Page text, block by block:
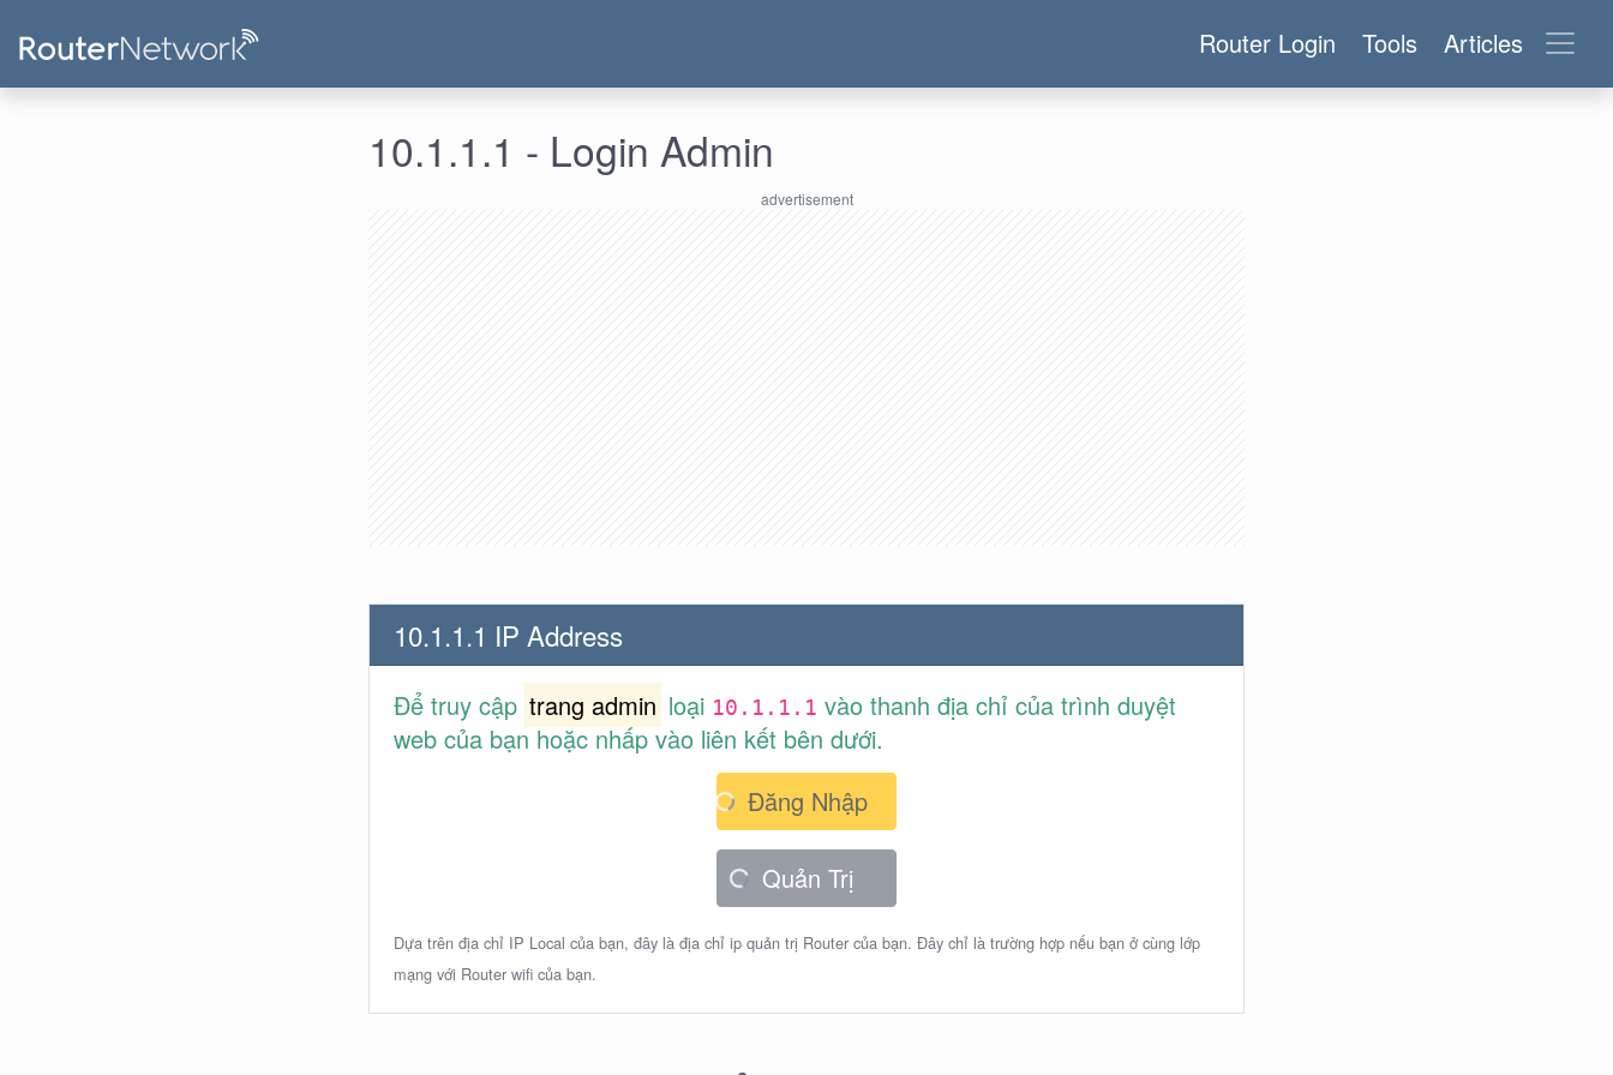
Router Login Tools Articles
10.1.1.1 - Login Admin
10.1.1.1 IP Address
Để truy cập trang admin loại 10.1.1.1 vào thanh địa chỉ của trình duyệt
web của bạn hoặc nhấp vào liên kết bên dưới.
Đăng Nhập
Quản Trị
Dựa trên địa chỉ IP Local của bạn, đây là địa chỉ ip quản trị Router của bạn. Đây chỉ là trường hợp nếu bạn ở cùng lớp
mạng với Router wifi của bạn.